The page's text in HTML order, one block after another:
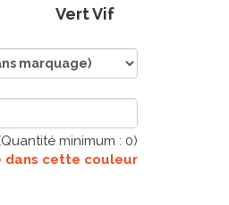
Vert Vif
minimum : 0)
dans cette couleur